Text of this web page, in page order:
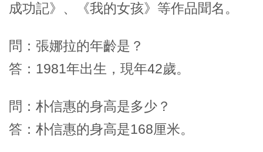
成功記》、《我的女孩》等作品聞名。
問：張娜拉的年齡是？
答：1981年出生，現年42歲。
問：朴信惠的身高是多少？
答：朴信惠的身高是168厘米。